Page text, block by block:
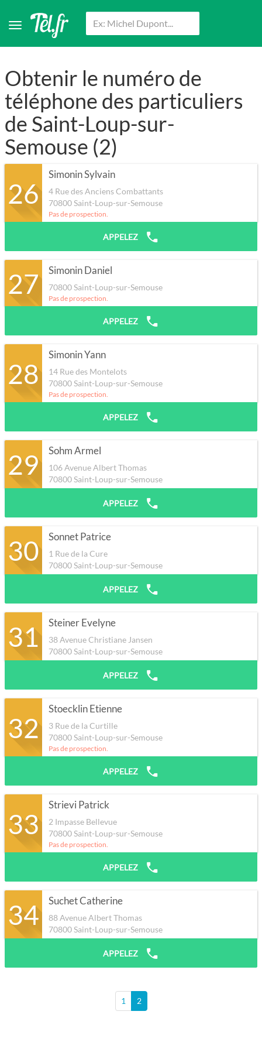
Obtenir le numéro de
téléphone des particuliers
de Saint-Loup-sur-
Semouse (2)
26
Simonin Sylvain
4 Rue des Anciens Combattants
70800Saint-Loup-sur-Semouse
Pas de prospection.
APPELEZ
27 Simonin Daniel
70800Saint-Loup-sur-Semouse
Pas de prospection.
APPELEZ
28
Simonin Yann
14 Rue des Montelots
70800Saint-Loup-sur-Semouse
Pas de prospection.
APPELEZ
29 Sohm Armel
106 Avenue Albert Thomas
70800Saint-Loup-sur-Semouse
APPELEZ
30 Sonnet Patrice
1 Rue de la Cure
70800Saint-Loup-sur-Semouse
APPELEZ
31 Steiner Evelyne
38 Avenue Christiane Jansen
70800Saint-Loup-sur-Semouse
APPELEZ
32
Stoecklin Etienne
3 Rue de la Curtille
70800Saint-Loup-sur-Semouse
Pas de prospection.
APPELEZ
33
Strievi Patrick
2 Impasse Bellevue
70800Saint-Loup-sur-Semouse
Pas de prospection.
APPELEZ
34 Suchet Catherine
88 Avenue Albert Thomas
70800Saint-Loup-sur-Semouse
APPELEZ
1 2